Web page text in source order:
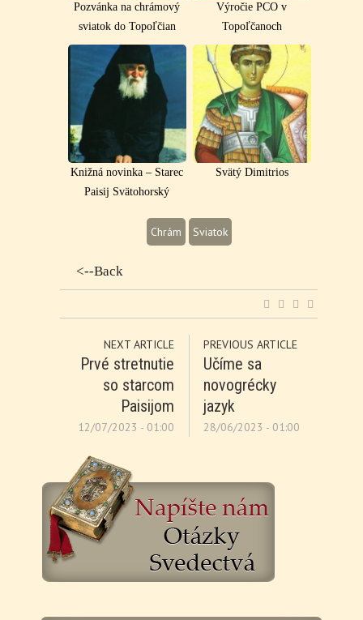
Pozvánka na chrámový
sviatok do Topoľčian
Výročie PCO v
Topoľčanoch
Knižná novinka – Starec
Paisij Svätohorský
Svätý Dimitrios
Chrám Sviatok
<--Back
NEXT ARTICLE
Prvé stretnutie
so starcom
Paisijom
12/07/2023 - 01:00
PREVIOUS ARTICLE
Učíme sa
novogrécky
jazyk
28/06/2023 - 01:00